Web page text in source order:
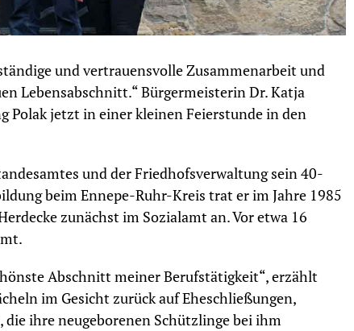
und vertrauensvolle Zusammenarbeit und
Lebensabschnitt.“ Bürgermeisterin Dr. Katja
Polak jetzt in einer kleinen Feierstunde in den
und der Friedhofsverwaltung sein 40-
beim Ennepe-Ruhr-Kreis trat er im Jahre 1985
zunächst im Sozialamt an. Vor etwa 16
Abschnitt meiner Berufstätigkeit“, erzählt
im Gesicht zurück auf Eheschließungen,
ihre neugeborenen Schützlinge bei ihm